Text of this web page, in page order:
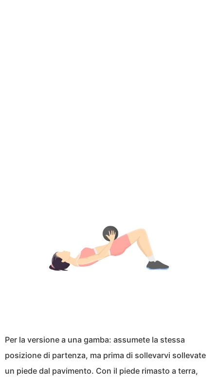
Per la versione a una gamba: assumete la stessa
posizione di partenza, ma prima di sollevarvi sollevate
un piede dal pavimento. Con il piede rimasto a terra,